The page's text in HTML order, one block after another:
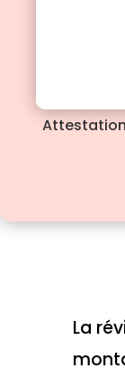
La